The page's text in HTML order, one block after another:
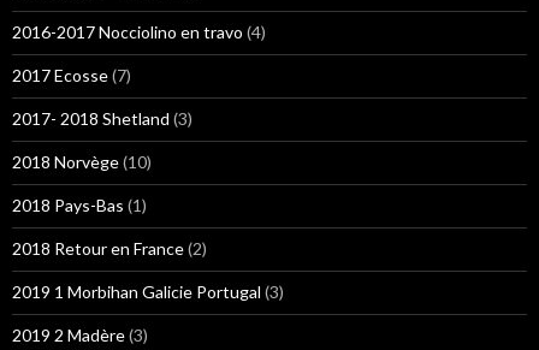
2016-2017 Nocciolino en travo (4)
2017 Ecosse(7)
2017- 2018 Shetland (3)
2018 Norvège(10)
2018 Pays-Bas (1)
2018 Retour en France(2)
2019 1 Morbihan Galicie Portugal (3)
2019 2 Madère(3)